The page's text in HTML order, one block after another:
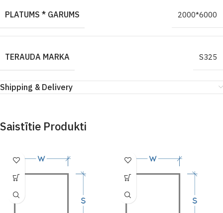
PLATUMS * GARUMS 2000*6000
TERAUDA MARKA S325
Shipping & Delivery
Saistītie Produkti